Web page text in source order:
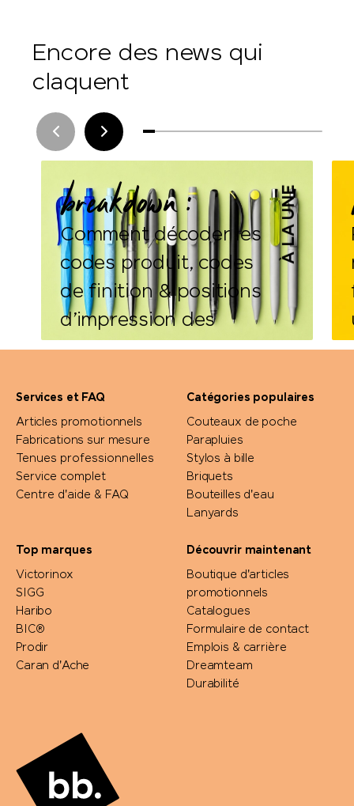
Encore des news qui
claquent
breakdown :
Comment décoder les
codes produit, codes
de finition & positions
d’impression des
stylos Prodir.
DÉTAILS
À LA UNE
Services et FAQ
Articles promotionnels
Fabrications sur mesure
Tenues professionnelles
Service complet
Centre d'aide & FAQ
Catégories populaires
Couteaux de poche
Parapluies
Stylos à bille
Briquets
Bouteilles d'eau
Lanyards
Top marques
Victorinox
SIGG
Haribo
BIC®
Prodir
Caran d'Ache
Découvrir maintenant
Boutique d'articles
promotionnels
Catalogues
Formulaire de contact
Emplois & carrière
Dreamteam
Durabilité